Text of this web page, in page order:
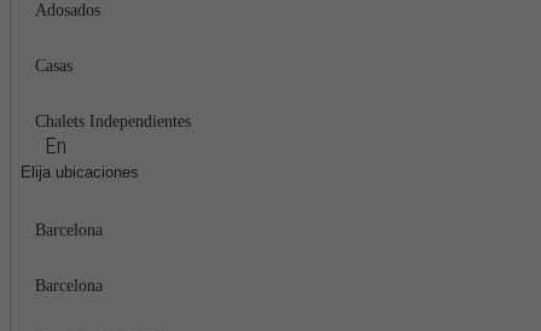
Adosados
Casas
Chalets Independientes
En
Elija ubicaciones
Barcelona
Barcelona